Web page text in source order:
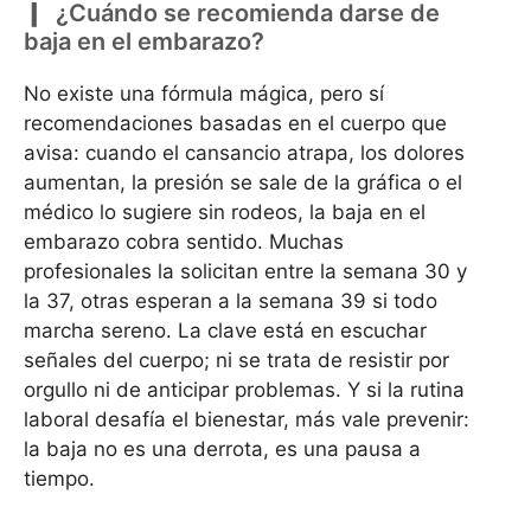
¿Cuándo se recomienda darse de
baja en el embarazo?
No existe una fórmula mágica, pero sí
recomendaciones basadas en el cuerpo que
avisa: cuando el cansancio atrapa, los dolores
aumentan, la presión se sale de la gráfica o el
médico lo sugiere sin rodeos, la baja en el
embarazo cobra sentido. Muchas
profesionales la solicitan entre la semana 30 y
la 37, otras esperan a la semana 39 si todo
marcha sereno. La clave está en escuchar
señales del cuerpo; ni se trata de resistir por
orgullo ni de anticipar problemas. Y si la rutina
laboral desafía el bienestar, más vale prevenir:
la baja no es una derrota, es una pausa a
tiempo.